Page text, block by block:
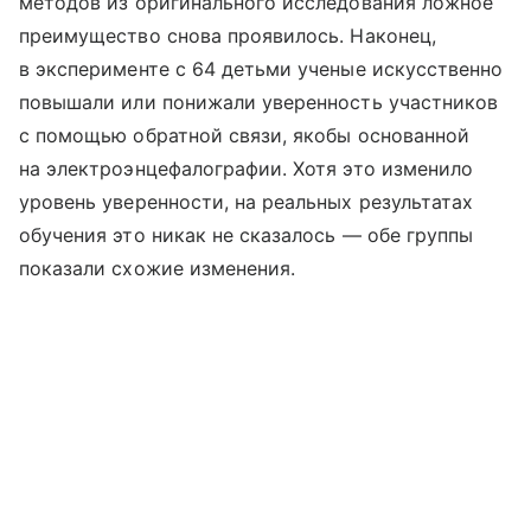
преимущество снова проявилось. Наконец,
в эксперименте с 64 детьми ученые искусственно
повышали или понижали уверенность участников
с помощью обратной связи, якобы основанной
на электроэнцефалографии. Хотя это изменило
уровень уверенности, на реальных результатах
обучения это никак не сказалось — обе группы
показали схожие изменения.